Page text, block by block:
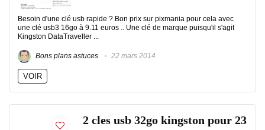
Besoin d'une clé usb rapide ? Bon prix sur pixmania pour cela avec
une clé usb3 16go à 9.11 euros .. Une clé de marque puisqu'il s'agit
Kingston DataTraveller ...
Bons plans astuces 22 mars 2014
VOIR
2 cles usb 32go kingston pour 23